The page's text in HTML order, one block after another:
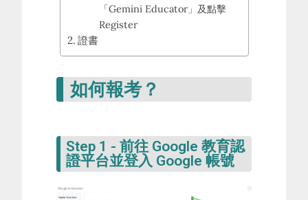
「Gemini Educator」及點擊
Register
證書
如何報考？
Step 1 - 前往 Google 教育認
證平台並登入 Google 帳號